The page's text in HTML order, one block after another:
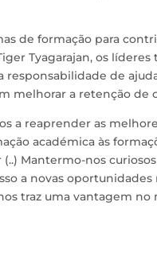
de formação para
Tyagarajan, os líderes
responsabilidade de
melhorar a retenção de
a reaprender as
académica às
Mantermo-nos
a novas
traz uma vantagem